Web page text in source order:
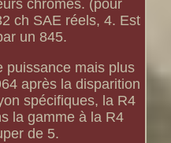
chromés. (pour
ch SAE réels, 4. Est
un 845.
puissance mais plus
après la disparition
spécifiques, la R4
la gamme à la R4
de 5.